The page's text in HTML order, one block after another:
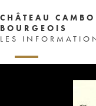
CHÂTEAU
BOURGEOIS
LES